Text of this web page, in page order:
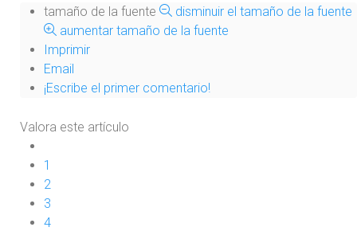
tamaño de la fuente
disminuir el tamaño de la fuente
aumentar tamaño de la fuente
Imprimir
Email
¡Escribe el primer comentario!
Valora este artículo
1
2
3
4